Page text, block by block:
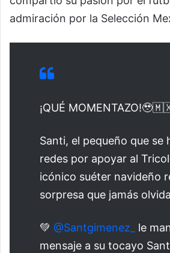
admiración por la Selección
¡QUÉ
Santi, el pequeño que se
redes por apoyar al
icónico suéter navideño
sorpresa que jamás
💚 @Santgimenez_
le
mensaje a su tocayo